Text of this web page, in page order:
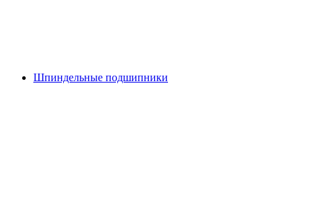
Шпиндельные подшипники